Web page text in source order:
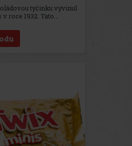
tyčinku vyvinul
roce 1932. Tato
čokolády,
přináší požitek a
již po několik generací.